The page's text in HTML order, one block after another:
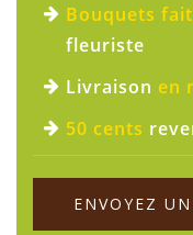
Bouquets
fleuriste
Livraison en
50 cents
ENVOYEZ